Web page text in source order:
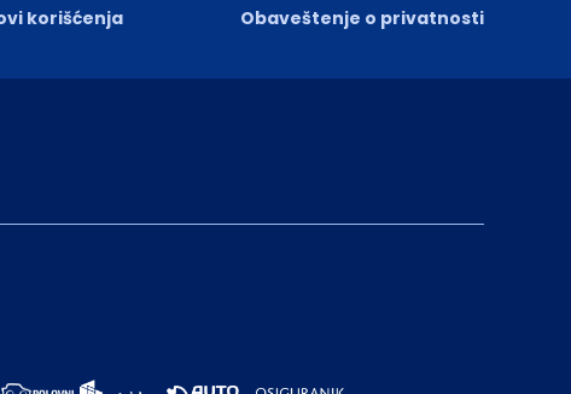
korišćenja Obaveštenje o privatnosti